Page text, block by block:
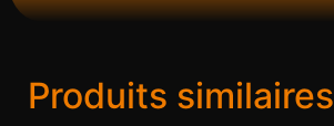
Produits similaires